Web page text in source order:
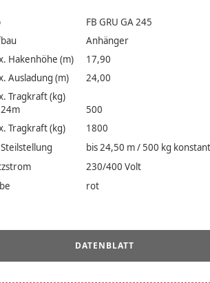
FB GRU GA 245
Anhänger
Hakenhöhe (m)
17,90
Ausladung (m)
24,00
Tragkraft (kg)
500
Tragkraft (kg)
1800
bis 24,50 m / 500 kg konstant
230/400 Volt
rot
DATENBLATT